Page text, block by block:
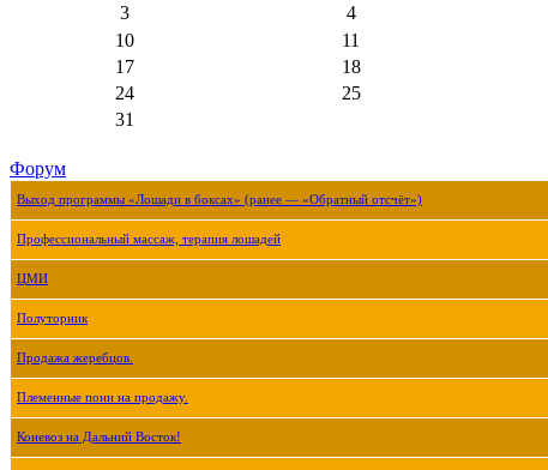
3
4
10
11
17
18
24
25
31
Форум
Выход программы «Лошади в боксах» (ранее — «Обратный отсчёт»)
Профессиональный массаж, терапия лошадей
ЦМИ
Полуторник
Продажа жеребцов.
Племенные пони на продажу.
Коневоз на Дальний Восток!